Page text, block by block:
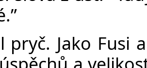
pryč. Jako Fusi